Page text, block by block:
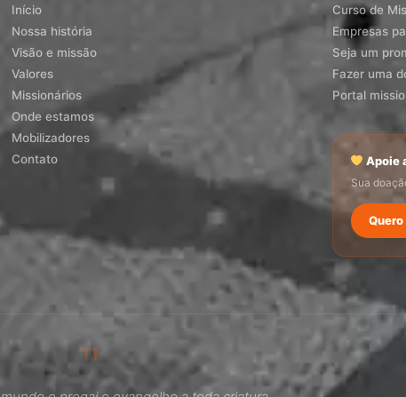
Início
Nossa história
Visão e missão
Valores
Missionários
Onde estamos
Mobilizadores
Contato
Curso de
Empresas
Seja um
Fazer uma
Portal
Apoie
Sua
"